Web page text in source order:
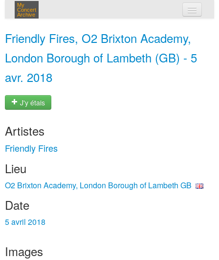
My
Concert
Archive
Friendly Fires, O2 Brixton Academy,
London Borough of Lambeth (GB) - 5
avr. 2018
J'y étais
Artistes
Friendly Fires
Lieu
O2 Brixton Academy, London Borough of Lambeth GB
Date
5 avril 2018
Images